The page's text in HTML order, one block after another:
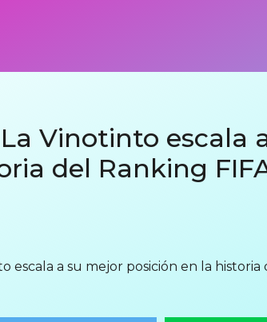
Vinotinto escala
del Ranking
escala a su mejor posición en la historia